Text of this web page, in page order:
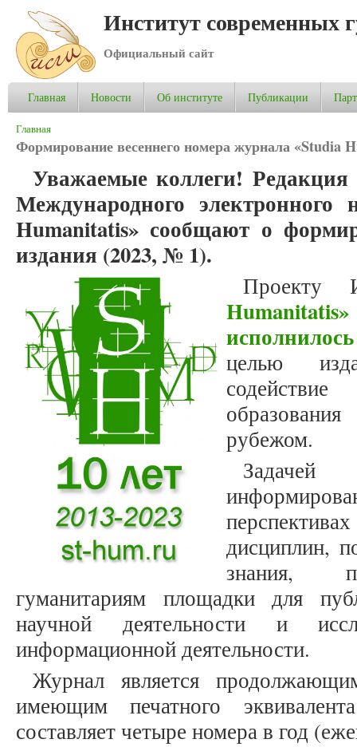
Институт современных
Официальный сайт
Главная Новости Об институте Публикации
Вы здесь
Главная
Формирование весеннего номера журнала «Studia
Уважаемые коллеги!
Международного электронного
Humanitatis» сообщают о
издания (2023, № 1).
Humanitatis»
целью
рубежом.
дисциплин,
знания,
гуманитариям площадки для
научной деятельности и
информационной деятельности.
Журнал является
имеющим печатного
составляет четыре номера в год